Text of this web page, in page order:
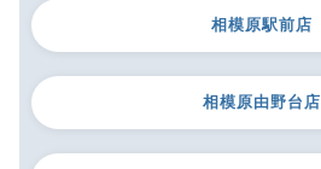
相模原駅前店
相模原由野台店